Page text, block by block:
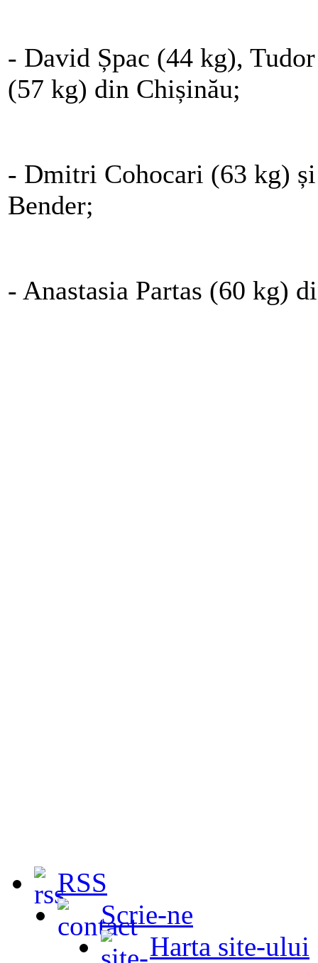
- David Șpac (44 kg),
(57 kg) din Chișinău;
- Dmitri Cohocari (63 kg)
Bender;
- Anastasia Partas (60 kg)
RSS
Scrie-ne
Harta site-ului